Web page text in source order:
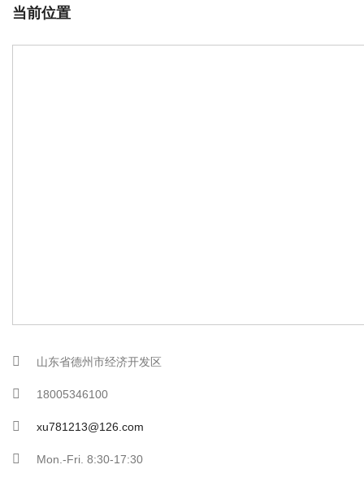
当前位置
山东省德州市经济开发区
18005346100
xu781213@126.com
Mon.-Fri. 8:30-17:30